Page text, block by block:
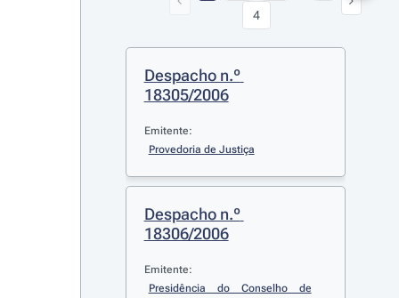
4
Despacho n.º
18305/2006
Emitente:
Provedoria de Justiça
Despacho n.º
18306/2006
Emitente:
Presidência do Conselho de